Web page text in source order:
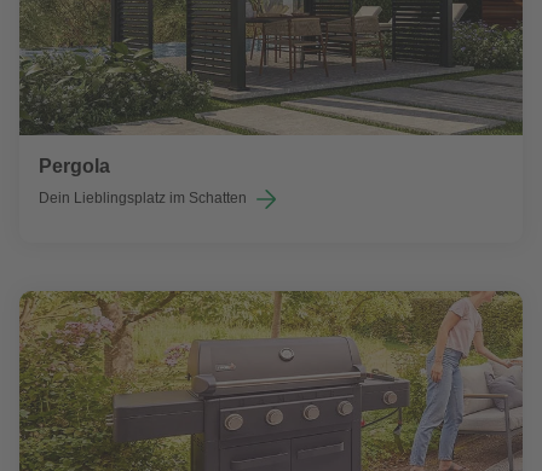
Pergola
Dein Lieblingsplatz im Schatten